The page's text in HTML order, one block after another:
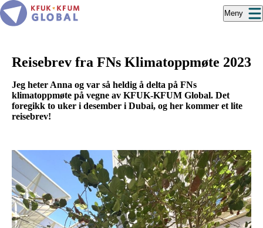
Hopp
til
hovedinnhold
Meny
Reisebrev fra FNs Klimatoppmøte 2023
Jeg heter Anna og var så heldig å delta på FNs
klimatoppmøte på vegne av KFUK-KFUM Global. Det
foregikk to uker i desember i Dubai, og her kommer et lite
reisebrev!